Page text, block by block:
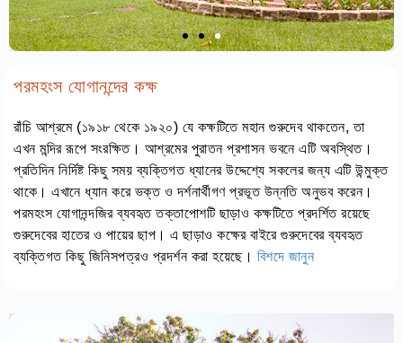
পরমহংস যোগানন্দের কক্ষ
রাঁচি আশ্রমে (১৯১৮ থেকে ১৯২০) যে কক্ষটিতে মহান গুরুদেব থাকতেন, তা
এখন মন্দির রূপে সংরক্ষিত। আশ্রমের পুরাতন প্রশাসন ভবনে এটি অবস্থিত।
প্রতিদিন নির্দিষ্ট কিছু সময় ব্যক্তিগত ধ্যানের উদ্দেশ্যে সকলের জন্য এটি উন্মুক্ত
থাকে। এখানে ধ্যান করে ভক্ত ও দর্শনার্থীগণ প্রভূত উন্নতি অনুভব করেন।
পরমহংস যোগানন্দজির ব্যবহৃত তক্তাপোশটি ছাড়াও কক্ষটিতে প্রদর্শিত রয়েছে
গুরুদেবের হাতের ও পায়ের ছাপ। এ ছাড়াও কক্ষের বাইরে গুরুদেবের ব্যবহৃত
ব্যক্তিগত কিছু জিনিসপত্রও প্রদর্শন করা হয়েছে। বিশদে জানুন